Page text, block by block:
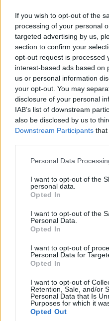
If you wish to opt-out of the
processing of your personal
targeted advertising by us,
section to confirm your
opt-out request is processed
interest-based ads based on
us or personal information
your opt-out. You may
disclosure of your personal
IAB’s list of downstream
also be disclosed by us to
Downstream Participants that
Please note that this
not limited to your visit or
grant or deny consent to
use your data for below
consent section.
Personal Data
I want to opt-out of the
personal data.
Opted In
I want to opt-out of the
Personal Data.
Opted In
I want to opt-out of
Personal Data for
Opted In
I want to opt-out of
Retention, Sale, and/or
Personal Data that Is
Purposes for which it
Opted Out
Akademie Schloss Solitude
Akadémia művészeti
berlini transmediale
Broeckmann és a
Szövetségi Kulturális
elnöke, Hortensia Völckers
pályázati felhívását Tálasi
a szakmai zsűrivel
megvalósítását Tálasi Flóra
irányítja.
A 28 nyertes projekt 2006.
Bipolar sokszínű
szeptemberében, a tervek
berlini Konzerthausban.
A zsűri jelenlegi döntése
az emlékezés kultúrája
beszélgetés ? színházi
koprodukciós partnere
Alternativer Kunstverein
Alternatív Művészeti